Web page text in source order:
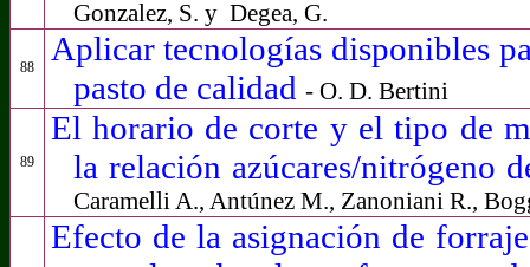
Gonzalez, S. y Degea, G.
88
Aplicar tecnologías disponibles
pasto de calidad - O. D. Bertini
89
El horario de corte y el tipo de
la relación azúcares/nitrógeno
Caramelli A., Antúnez M., Zanoniani R.,
Efecto de la asignación de